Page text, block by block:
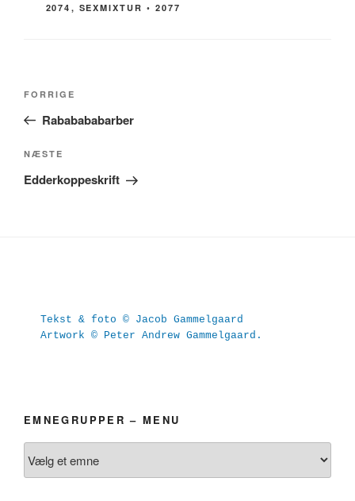
2074 , SEXMIXTUR ◦ 2077
Forrige
indlæg
FORRIGE
Rababababarber
Næste
indlæg
NÆSTE
Edderkoppeskrift
Tekst & foto © Jacob Gammelgaard
Artwork © Peter Andrew Gammelgaard.
EMNEGRUPPER – MENU